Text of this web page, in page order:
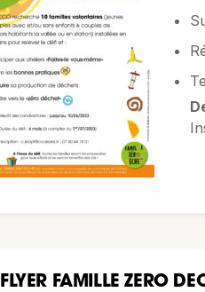
FLYER FAMILLE ZERO